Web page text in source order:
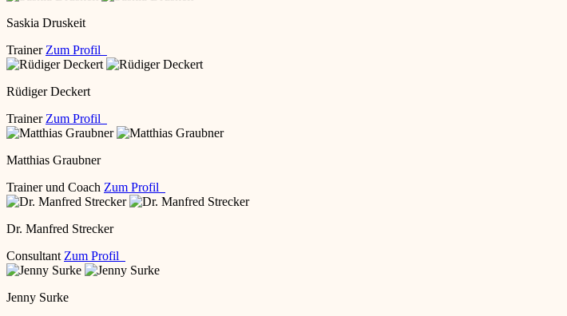
Saskia Druskeit
Trainer Zum Profil
Rüdiger Deckert
Trainer Zum Profil
Matthias Graubner
Trainer und Coach Zum Profil
Dr. Manfred Strecker
Consultant Zum Profil
Jenny Surke